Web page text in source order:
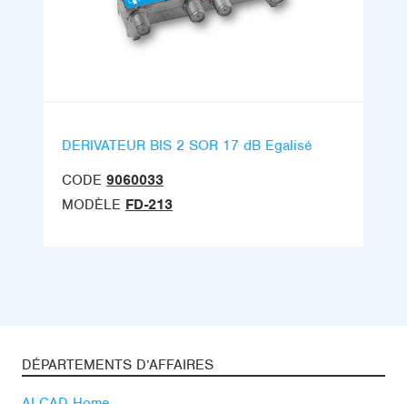
DERIVATEUR BIS 2 SOR 17 dB Egalisé
CODE 9060033
MODÈLE FD-213
DÉPARTEMENTS D’AFFAIRES